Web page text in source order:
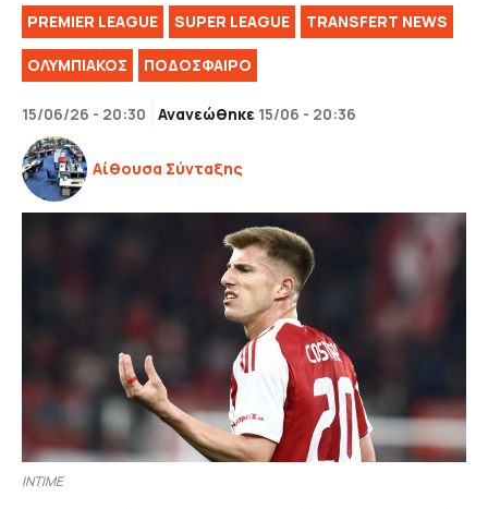
PREMIER LEAGUE SUPER LEAGUE TRANSFERT NEWS
ΟΛΥΜΠΙΑΚΟΣ ΠΟΔΟΣΦΑΙΡΟ
15/06/26 - 20:30 Ανανεώθηκε 15/06 - 20:36
Αίθουσα Σύνταξης
ΙΝΤΙΜΕ